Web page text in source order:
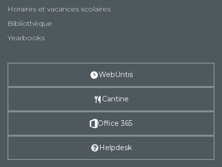
Horaires et vacances scolaires
Bibliothèque
Yearbooks
WebUntis
Cantine
Office 365
Helpdesk